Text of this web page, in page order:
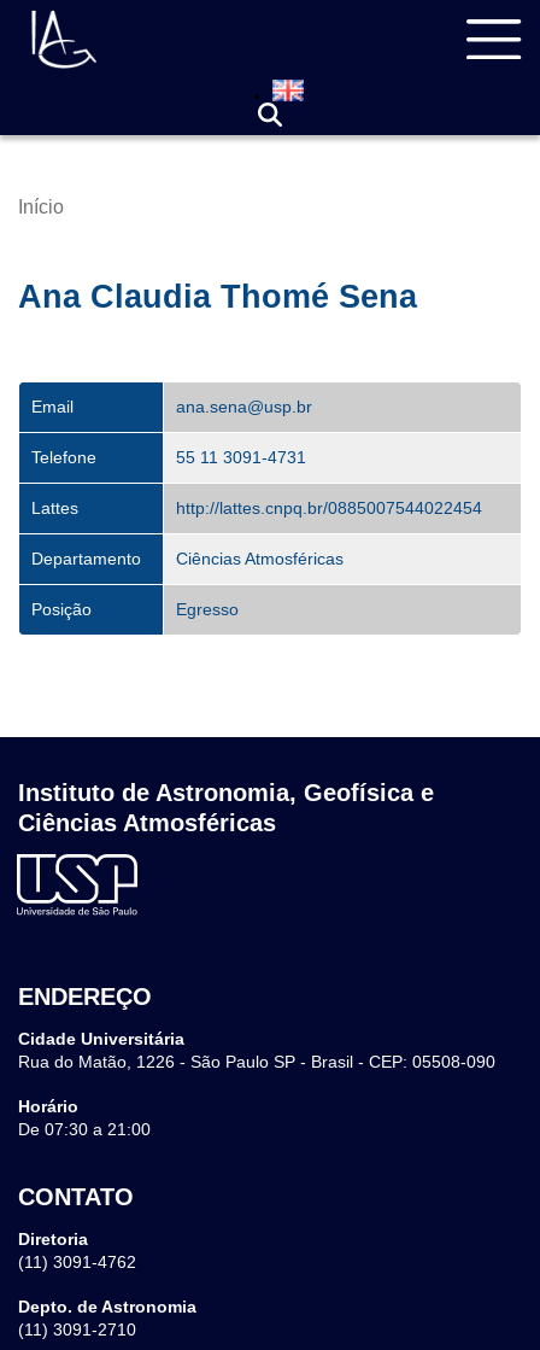
Pular
para
Trilha
Início
Ana Claudia Thomé Sena
Email ana.sena@usp.br
Telefone 55 11 3091-4731
Lattes http://lattes.cnpq.br/0885007544022454
Departamento Ciências Atmosféricas
Posição Egresso
Instituto de Astronomia, Geofísica e
Ciências Atmosféricas
ENDEREÇO
Cidade Universitária
Rua do Matão, 1226 - São Paulo SP - Brasil - CEP: 05508-090
Horário
De 07:30 a 21:00
CONTATO
Diretoria
(11) 3091-4762
Depto. de Astronomia
(11) 3091-2710